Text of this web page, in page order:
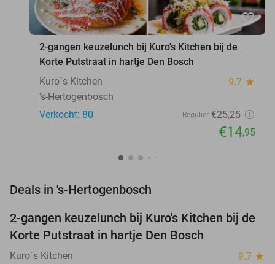
favorite_border
2-gangen keuzelunch bij Kuro's Kitchen bij de
Korte Putstraat in hartje Den Bosch
Kuro´s Kitchen
9.7 star
's-Hertogenbosch
Verkocht: 80
Regulier €25,25
€14,95
Deals in 's-Hertogenbosch
41%
2-gangen keuzelunch bij Kuro's Kitchen bij de
Korte Putstraat in hartje Den Bosch
Kuro´s Kitchen 9.7 star